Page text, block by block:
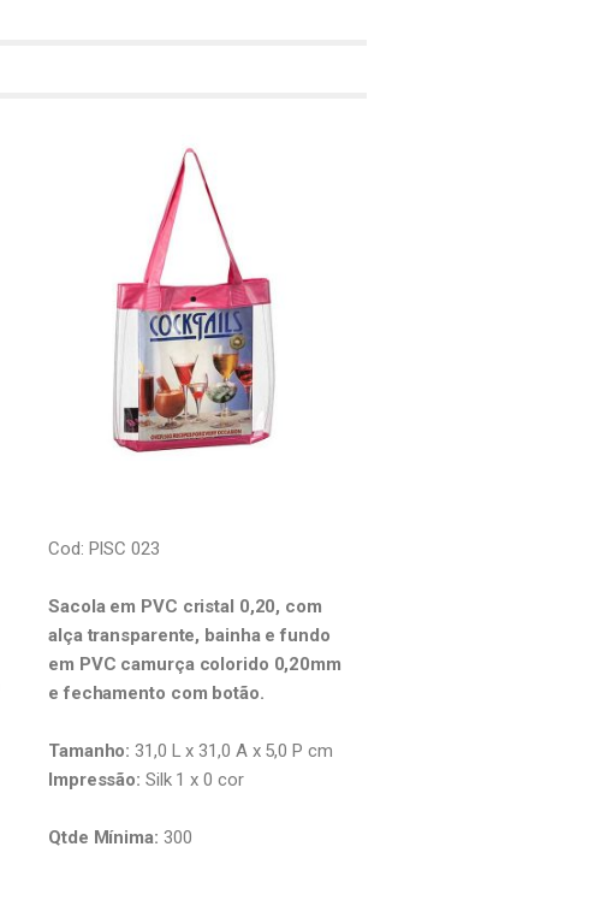
Cod: PISC 023
Sacola em PVC cristal 0,20, com
alça transparente, bainha e fundo
em PVC camurça colorido 0,20mm
e fechamento com botão.
Tamanho: 31,0 L x 31,0 A x 5,0 P cm
Impressão: Silk 1 x 0 cor
Qtde Mínima: 300